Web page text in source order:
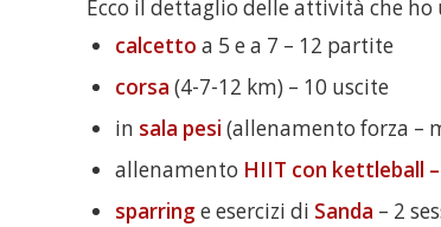
Ecco il dettaglio delle attività che ho
calcetto a 5 e a 7 – 12 partite
corsa (4-7-12 km) – 10 uscite
in sala pesi (allenamento forza –
allenamento HIIT con kettleball –
sparring e esercizi di Sanda – 2